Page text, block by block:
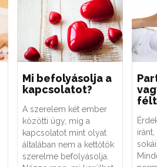
Mi befolyásolja a
kapcsolatot?
A szerelem két ember
közötti ügy, míg a
kapcsolatot mint olyat
általában nem a kettőtök
szerelme befolyásolja.